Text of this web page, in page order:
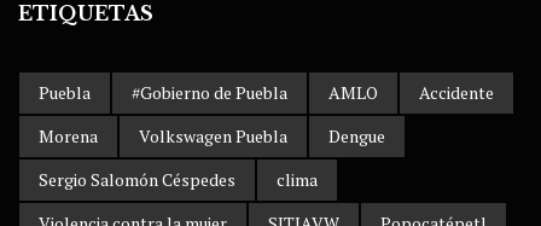
ETIQUETAS
Puebla #Gobierno de Puebla AMLO
Accidente
Morena
Volkswagen Puebla
Dengue
Sergio Salomón Céspedes
clima